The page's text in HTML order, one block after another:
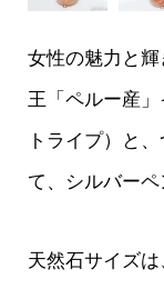
女性の魅力と
王「ペルー産
トライプ）と
て、シルバーペ
天然石サイズ